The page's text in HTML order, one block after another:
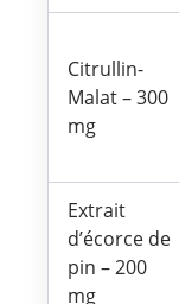
Citrullin-
Malat – 300
mg
Extrait
d’écorce de
pin – 200
mg